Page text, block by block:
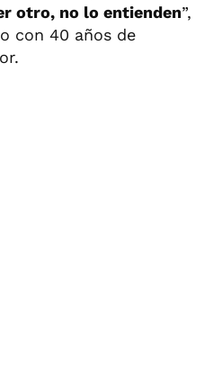
otro, no lo entienden”,
con 40 años de